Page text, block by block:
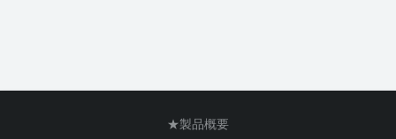
★製品概要